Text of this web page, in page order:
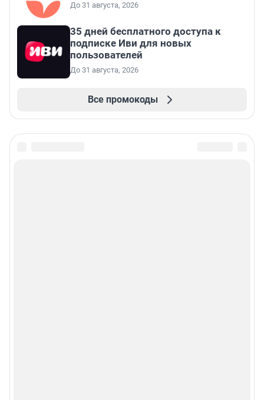
До 31 августа, 2026
35 дней бесплатного доступа к
подписке Иви для новых
пользователей
До 31 августа, 2026
Все промокоды